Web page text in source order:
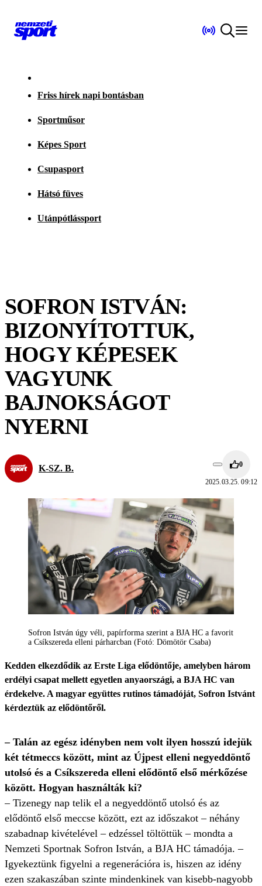
Friss hírek napi bontásban
Sportműsor
Képes Sport
Csupasport
Hátsó füves
Utánpótlássport
SOFRON ISTVÁN:
BIZONYÍTOTTUK,
HOGY KÉPESEK
VAGYUNK
BAJNOKSÁGOT
NYERNI
K-SZ. B. 0
2025.03.25. 09:12
Sofron István úgy véli, papírforma szerint a BJA HC a favorit
a Csíkszereda elleni párharcban (Fotó: Dömötör Csaba)
Kedden elkezdődik az Erste Liga elődöntője, amelyben három
erdélyi csapat mellett egyetlen anyaországi, a BJA HC van
érdekelve. A magyar együttes rutinos támadóját, Sofron Istvánt
kérdeztük az elődöntőről.
– Talán az egész idényben nem volt ilyen hosszú idejük
két tétmeccs között, mint az Újpest elleni negyeddöntő
utolsó és a Csíkszereda elleni elődöntő első mérkőzése
között. Hogyan használták ki?
– Tizenegy nap telik el a negyeddöntő utolsó és az
elődöntő első meccse között, ezt az időszakot – néhány
szabadnap kivételével – edzéssel töltöttük – mondta a
Nemzeti Sportnak Sofron István, a BJA HC támadója. –
Igyekeztünk figyelni a regenerációra is, hiszen az idény
ezen szakaszában szinte mindenkinek van kisebb-nagyobb